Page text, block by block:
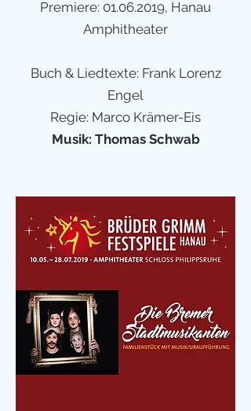
Premiere: 01.06.2019, Hanau
Amphitheater
Buch & Liedtexte: Frank Lorenz
Engel
Regie: Marco Krämer-Eis
Musik: Thomas Schwab